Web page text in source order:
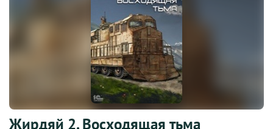
Жирдяй 2. Восходящая тьма